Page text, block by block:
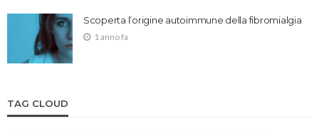
Scoperta l’origine autoimmune della fibromialgia
1 anno fa
TAG CLOUD